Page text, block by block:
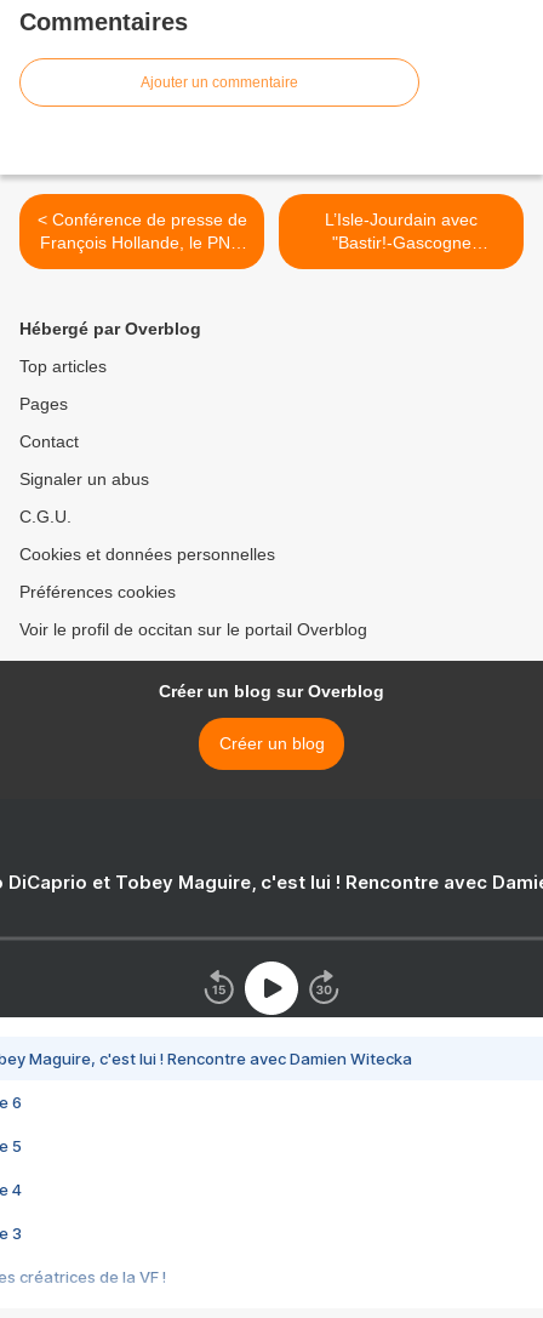
Commentaires
Ajouter un commentaire
< Conférence de presse de
François Hollande, le PNO
réagit
L’Isle-Jourdain avec
"Bastir!-Gascogne
Toulousaine" >
Hébergé par Overblog
Top articles
Pages
Contact
Signaler un abus
C.G.U.
Cookies et données personnelles
Préférences cookies
Voir le profil de occitan sur le portail Overblog
Créer un blog sur Overblog
Créer un blog
DiCaprio et Tobey Maguire, c'est lui ! Rencontre avec
Maguire, c'est lui ! Rencontre avec Damien Witecka
6
5
4
3
créatrices de la VF !